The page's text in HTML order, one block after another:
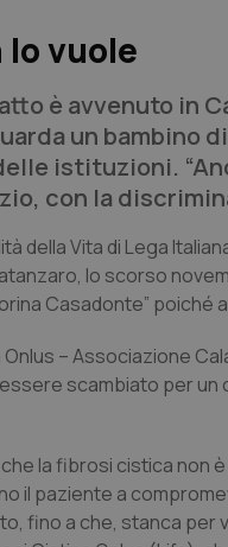
lo vuole
è avvenuto in
un bambino
istituzioni.
con la
della Vita di Lega
lo scorso
Casadonte”
– Associazione
scambiato per
la fibrosi cistica non
il paziente a
fino a che, stanca per